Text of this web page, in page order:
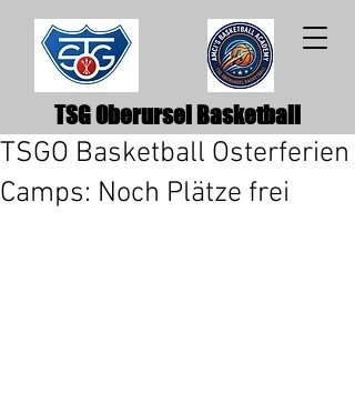
TSG Oberursel Basketball
TSGO Basketball Osterferien
Camps: Noch Plätze frei